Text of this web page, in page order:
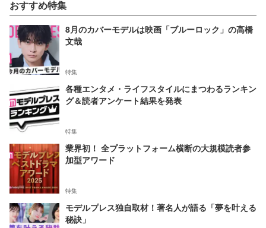
おすすめ特集
8月のカバーモデルは映画「ブルーロック」の高橋
文哉
特集
各種エンタメ・ライフスタイルにまつわるランキン
グ＆読者アンケート結果を発表
特集
業界初！ 全プラットフォーム横断の大規模読者参
加型アワード
特集
モデルプレス独自取材！著名人が語る「夢を叶える
秘訣」